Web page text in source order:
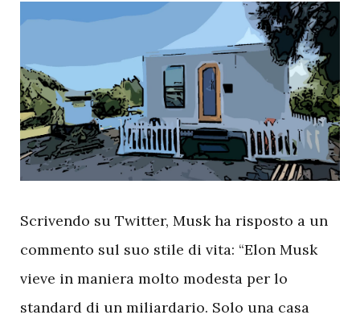
Scrivendo su Twitter, Musk ha risposto a un
commento sul suo stile di vita: “Elon Musk
vieve in maniera molto modesta per lo
standard di un miliardario. Solo una casa